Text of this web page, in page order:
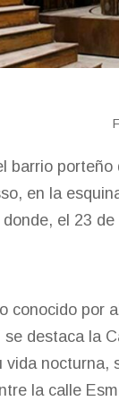
barrio
en la
el 23
conocido por
destaca la
nocturna,
la calle